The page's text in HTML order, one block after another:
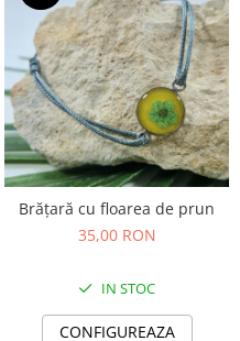
Brățară cu floarea de prun
35,00 RON
IN STOC
CONFIGUREAZA